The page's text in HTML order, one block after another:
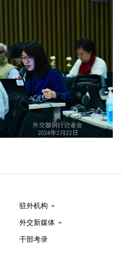
驻外机构
外交新媒体
干部考录